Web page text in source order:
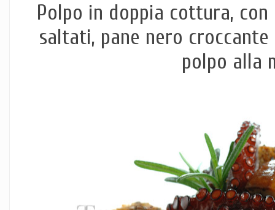
Polpo in doppia cottura,
saltati, pane nero
polpo alla